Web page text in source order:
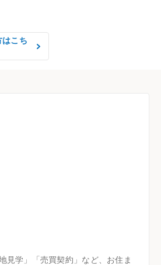
はこち
見学」「売買契約」など、お住ま